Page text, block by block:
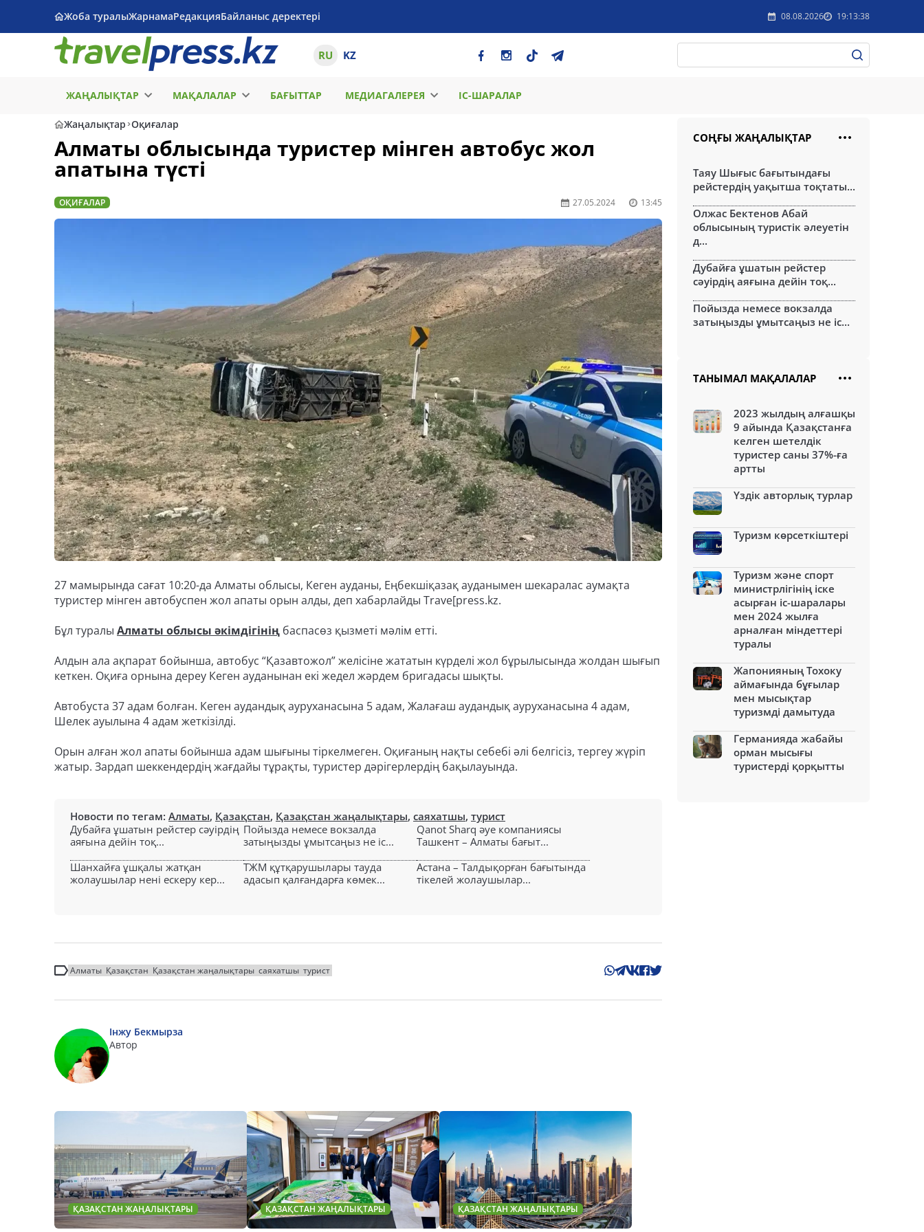
Жоба туралыЖарнамаРедакцияБайланыс деректері 08.08.2026 19:13:38
RU KZ
ЖАҢАЛЫҚТАР МАҚАЛАЛАР БАҒЫТТАР МЕДИАГАЛЕРЕЯ ІС-ШАРАЛАР
Жаңалықтар Оқиғалар
Алматы облысында туристер мінген автобус жол
апатына түсті
ОҚИҒАЛАР 27.05.2024 13:45
27 мамырында сағат 10:20-да Алматы облысы, Кеген ауданы, Еңбекшіқазақ ауданымен шекаралас аумақта
туристер мінген автобуспен жол апаты орын алды, деп хабарлайды Trave[press.kz.
Бұл туралы Алматы облысы әкімдігінің баспасөз қызметі мәлім етті.
Алдын ала ақпарат бойынша, автобус “Қазавтожол” желісіне жататын күрделі жол бұрылысында жолдан шығып
кеткен. Оқиға орнына дереу Кеген ауданынан екі жедел жәрдем бригадасы шықты.
Автобуста 37 адам болған. Кеген аудандық ауруханасына 5 адам, Жалағаш аудандық ауруханасына 4 адам,
Шелек ауылына 4 адам жеткізілді.
Орын алған жол апаты бойынша адам шығыны тіркелмеген. Оқиғаның нақты себебі әлі белгісіз, тергеу жүріп
жатыр. Зардап шеккендердің жағдайы тұрақты, туристер дәрігерлердің бақылауында.
Новости по тегам: Алматы, Қазақстан, Қазақстан жаңалықтары, саяхатшы, турист
Дубайға ұшатын рейстер сәуірдің
аяғына дейін тоқ...
Пойызда немесе вокзалда
затыңызды ұмытсаңыз не іс...
Qanot Sharq әуе компаниясы
Ташкент – Алматы бағыт...
Шанхайға ұшқалы жатқан
жолаушылар нені ескеру кер...
ТЖМ құтқарушылары тауда
адасып қалғандарға көмек...
Астана – Талдықорған бағытында
тікелей жолаушылар...
Алматы Қазақстан Қазақстан жаңалықтары саяхатшы турист
Інжу Бекмырза
Автор
ҚАЗАҚСТАН ЖАҢАЛЫҚТАРЫ ҚАЗАҚСТАН ЖАҢАЛЫҚТАРЫ ҚАЗАҚСТАН ЖАҢАЛЫҚТАРЫ
СОҢҒЫ ЖАҢАЛЫҚТАР
Таяу Шығыс бағытындағы
рейстердің уақытша тоқтаты...
Олжас Бектенов Абай
облысының туристік әлеуетін
д...
Дубайға ұшатын рейстер
сәуірдің аяғына дейін тоқ...
Пойызда немесе вокзалда
затыңызды ұмытсаңыз не іс...
ТАНЫМАЛ МАҚАЛАЛАР
2023 жылдың алғашқы
9 айында Қазақстанға
келген шетелдік
туристер саны 37%-ға
артты
Үздік авторлық турлар
Туризм көрсеткіштері
Туризм және спорт
министрлігінің іске
асырған іс-шаралары
мен 2024 жылға
арналған міндеттері
туралы
Жапонияның Тохоку
аймағында бұғылар
мен мысықтар
туризмді дамытуда
Германияда жабайы
орман мысығы
туристерді қорқытты